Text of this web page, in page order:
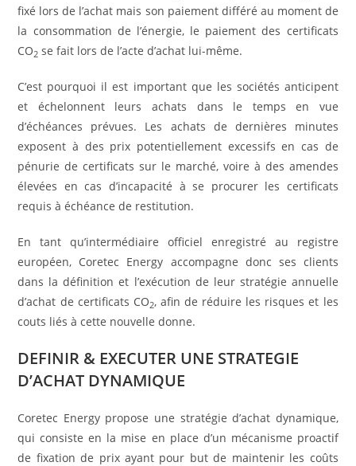
fixé lors de l’achat mais son paiement différé au moment de
la consommation de l’énergie, le paiement des certificats
CO2 se fait lors de l’acte d’achat lui-même.
C’est pourquoi il est important que les sociétés anticipent
et échelonnent leurs achats dans le temps en vue
d’échéances prévues. Les achats de dernières minutes
exposent à des prix potentiellement excessifs en cas de
pénurie de certificats sur le marché, voire à des amendes
élevées en cas d’incapacité à se procurer les certificats
requis à échéance de restitution.
En tant qu’intermédiaire officiel enregistré au registre
européen, Coretec Energy accompagne donc ses clients
dans la définition et l’exécution de leur stratégie annuelle
d’achat de certificats CO2, afin de réduire les risques et les
couts liés à cette nouvelle donne.
DEFINIR & EXECUTER UNE STRATEGIE
D’ACHAT DYNAMIQUE
Coretec Energy propose une stratégie d’achat dynamique,
qui consiste en la mise en place d’un mécanisme proactif
de fixation de prix ayant pour but de maintenir les coûts